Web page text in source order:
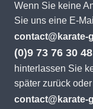
Wenn Sie keine
Sie uns eine E-
contact@karate-
(0)9 73 76 30
hinterlassen Sie
später zurück
contact@karate-